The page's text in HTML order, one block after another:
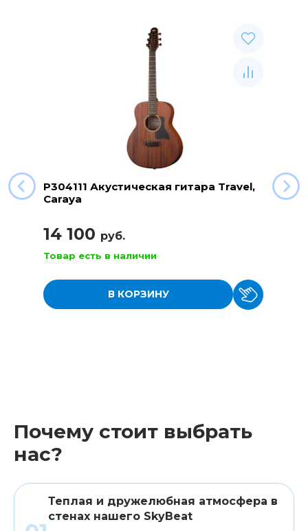
P304111 Акустическая гитара Travel,
Caraya
14 100 руб.
Товар есть в наличии
В КОРЗИНУ
Почему стоит выбрать
нас?
Теплая и дружелюбная атмосфера в
стенах нашего SkyBeat